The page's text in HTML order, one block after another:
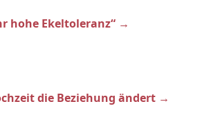
hohe Ekeltoleranz“ →
die Beziehung ändert →